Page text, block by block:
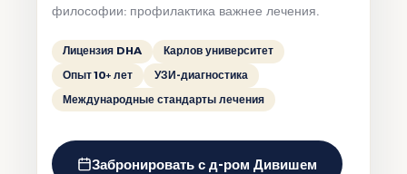
философии: профилактика важнее лечения.
Лицензия DHA
Карлов университет
Опыт 10+ лет
УЗИ-диагностика
Международные стандарты лечения
Забронировать с д-ром Дивишем